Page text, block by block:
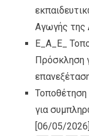
Αγωγής
Ε_Α_Ε_
Πρόσκληση
Τοποθέτηση
για
[06/05/2026]